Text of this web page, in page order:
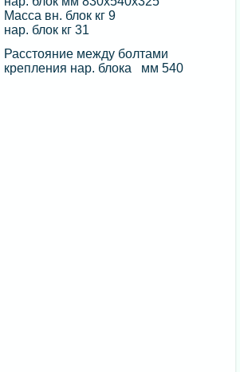
Масса вн. блок кг 9
нар. блок кг 31
Расстояние между болтами
крепления нар. блока мм 540